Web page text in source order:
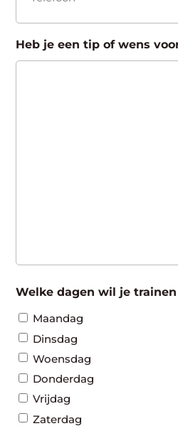
Heb je een tip of wens
Welke dagen wil je trainen
Maandag
Dinsdag
Woensdag
Donderdag
Vrijdag
Zaterdag